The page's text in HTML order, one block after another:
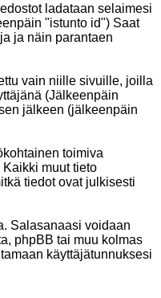
ladataan selaimesi
"istunto id") Saat
ja näin parantaen
vain niille sivuille, joilla
(Jälkeenpäin
jälkeen (jälkeenpäin
toimiva
muut tieto
tiedot ovat julkisesti
Salasanaasi voidaan
phpBB tai muu kolmas
käyttäjätunnuksesi